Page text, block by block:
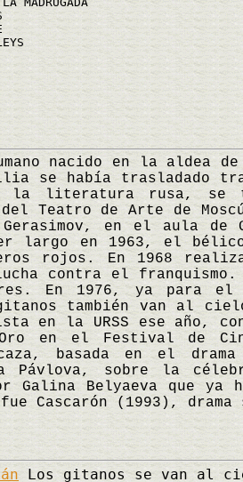
nacido en la aldea de
se había trasladado
la literatura rusa, se
Teatro de Arte de
Gerasimov, en el aula
largo en 1963, el bélico
rojos. En 1968
contra el
En 1976, ya para
también van al
en la URSS ese año,
en el Festival de
basada en el
Pávlova, sobre la
Galina Belyaeva que ya
Cascarón (1993),
Los gitanos se van al